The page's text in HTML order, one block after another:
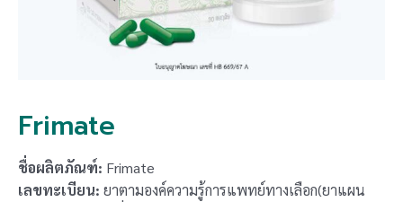
Frimate
ชื่อผลิตภัณฑ์: Frimate
เลขทะเบียน: ยาตามองค์ความรู้การแพทย์ทางเลือก(ยาแผน